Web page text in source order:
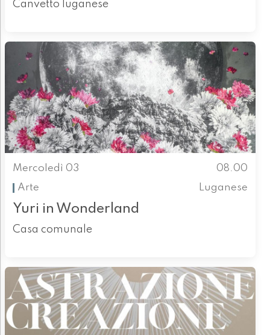
Canvetto luganese
Mercoledì 03
08.00
Arte
Luganese
Yuri in Wonderland
Casa comunale